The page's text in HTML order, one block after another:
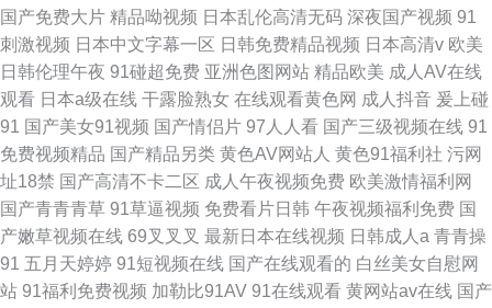
国产免费大片 精品呦视频 日本乱伦高清无码 深夜国产视频 91
刺激视频 日本中文字幕一区 日韩免费精品视频 日本高清v 欧美
日韩伦理午夜 91碰超免费 亚洲色图网站 精品欧美 成人AV在线
观看 日本a级在线 干露脸熟女 在线观看黄色网 成人抖音 爰上碰
91 国产美女91视频 国产情侣片 97人人看 国产三级视频在线 91
免费视频精品 国产精品另类 黄色AV网站人 黄色91福利社 污网
址18禁 国产高清不卡二区 成人午夜视频免费 欧美激情福利网
国产青青青草 91草逼视频 免费看片日韩 午夜视频福利免费 国
产嫩草视频在线 69叉叉叉 最新日本在线视频 日韩成人a 青青操
91 五月天婷婷 91短视频在线 国产在线观看的 白丝美女自慰网
站 91福利免费视频 加勒比91AV 91在线观看 黄网站av在线 国产